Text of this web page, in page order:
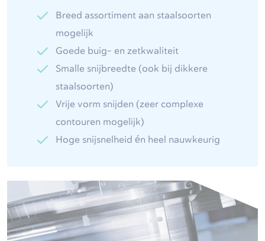
Breed assortiment aan staalsoorten
mogelijk
Goede buig- en zetkwaliteit
Smalle snijbreedte (ook bij dikkere
staalsoorten)
Vrije vorm snijden (zeer complexe
contouren mogelijk)
Hoge snijsnelheid én heel nauwkeurig